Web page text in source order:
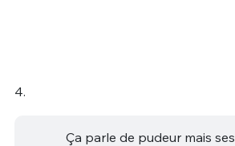
4.
Ça parle de pudeur mais ses